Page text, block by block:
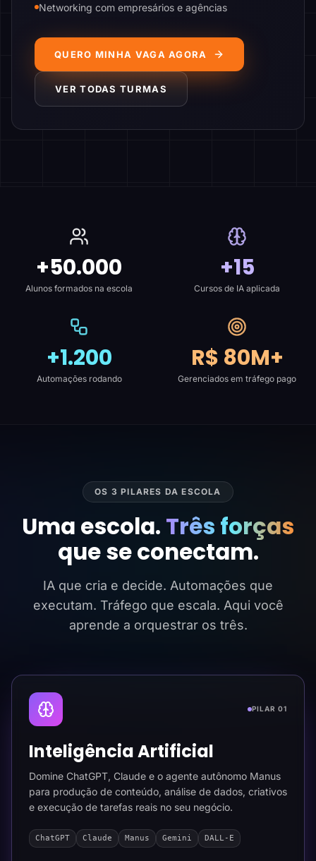
Networking com empresários e agências
QUERO MINHA VAGA AGORA
VER TODAS TURMAS
+50.000
Alunos formados na escola
+15
Cursos de IA aplicada
+1.200
Automações rodando
R$ 80M+
Gerenciados em tráfego pago
OS 3 PILARES DA ESCOLA
Uma escola. Três forças
que se conectam.
IA que cria e decide. Automações que
executam. Tráfego que escala. Aqui você
aprende a orquestrar os três.
PILAR 01
Inteligência Artificial
Domine ChatGPT, Claude e o agente autônomo Manus
para produção de conteúdo, análise de dados, criativos
e execução de tarefas reais no seu negócio.
ChatGPT Claude Manus Gemini DALL-E